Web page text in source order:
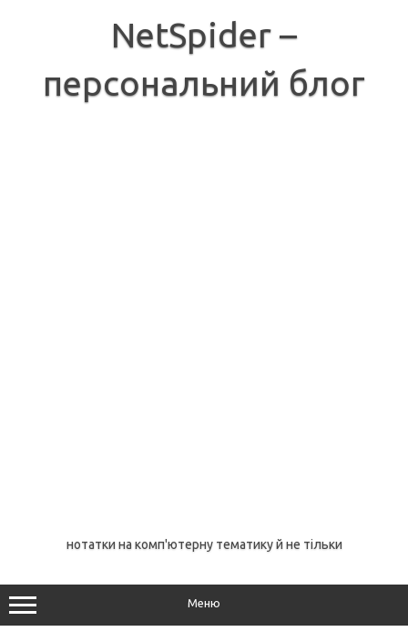
NetSpider –
персональний блог
нотатки на комп'ютерну тематику й не тільки
Меню